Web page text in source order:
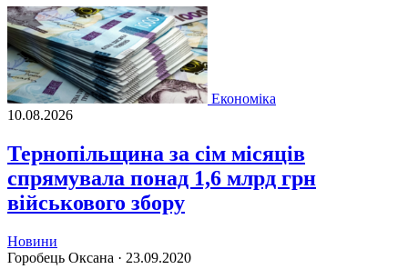
Економіка
10.08.2026
Тернопільщина за сім місяців
спрямувала понад 1,6 млрд грн
військового збору
Новини
Горобець Оксана · 23.09.2020